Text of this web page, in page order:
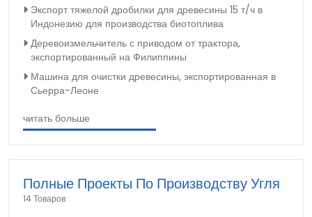
Экспорт тяжелой дробилки для древесины 15 т/ч в
Индонезию для производства биотоплива
Деревоизмельчитель с приводом от трактора,
экспортированный на Филиппины
Машина для очистки древесины, экспортированная в
Сьерра-Леоне
читать больше
Полные Проекты По Производству Угля
14 Товаров